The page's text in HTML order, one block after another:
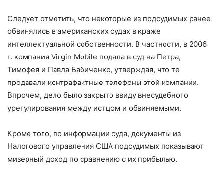
Следует отметить, что некоторые из подсудимых ранее
обвинялись в американских судах в краже
интеллектуальной собственности. В частности, в 2006
г. компания Virgin Mobile подала в суд на Петра,
Тимофея и Павла Бабиченко, утверждая, что те
продавали контрафактные телефоны этой компании.
Впрочем, дело было закрыто ввиду внесудебного
урегулирования между истцом и обвиняемыми.
Кроме того, по информации суда, документы из
Налогового управления США подсудимых показывают
мизерный доход по сравнению с их прибылью.